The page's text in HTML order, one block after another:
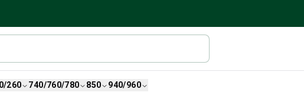
260 740/760/780 850 940/960